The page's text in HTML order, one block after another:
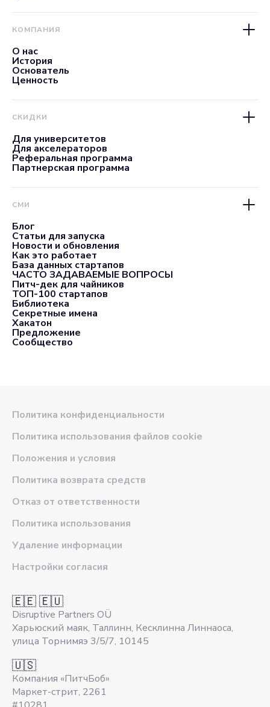
КОМПАНИЯ
О нас
История
Основатель
Ценность
СКИДКИ
Для университетов
Для акселераторов
Реферальная программа
Партнерская программа
СМИ
Блог
Статьи для запуска
Новости и обновления
Как это работает
База данных стартапов
ЧАСТО ЗАДАВАЕМЫЕ ВОПРОСЫ
Питч-дек для чайников
ТОП-100 стартапов
Библиотека
Секретные имена
Хакатон
Предложение
Сообщество
Политика конфиденциальности
Политика использования файлов cookie
Положения и условия
Политика возврата средств
Отказ от ответственности
Политика использования
Удаление информации
Настройки согласия
🇪🇪 🇪🇺
Disruptive Partners OÜ
Харьюский маяк, Таллинн, Кесклинна Линнаоса,
улица Торнимяэ 3/5/7, 10145
🇺🇸
Компания «ПитчБоб»
Маркет-стрит, 2261